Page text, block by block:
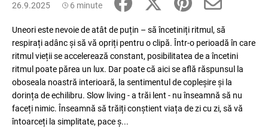
26.9.2025 6 minute
Uneori este nevoie de atât de puțin – să încetiniți ritmul, să
respirați adânc și să vă opriți pentru o clipă. Într-o perioadă în care
ritmul vieții se accelerează constant, posibilitatea de a încetini
ritmul poate părea un lux. Dar poate că aici se află răspunsul la
oboseala noastră interioară, la sentimentul de copleșire și la
dorința de echilibru. Slow living - a trăi lent - nu înseamnă să nu
faceți nimic. Înseamnă să trăiți conștient viața de zi cu zi, să vă
întoarceți la simplitate, pace ș...
a
d
ă
m